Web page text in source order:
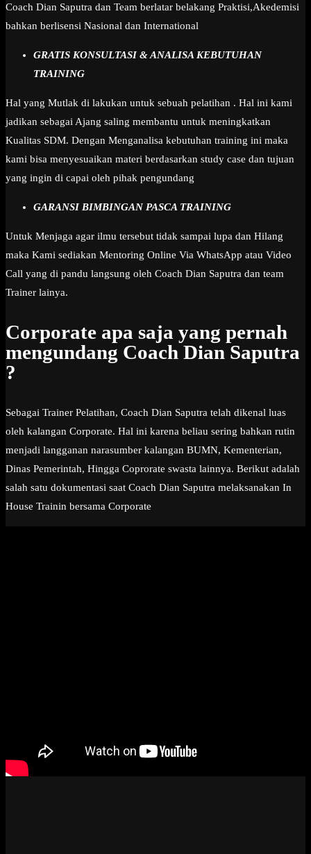
Coach Dian Saputra dan Team berlatar belakang Praktisi,Akedemisi
bahkan berlisensi Nasional dan International
GRATIS KONSULTASI & ANALISA KEBUTUHAN
TRAINING
Hal yang Mutlak di lakukan untuk sebuah pelatihan . Hal ini kami
jadikan sebagai Ajang saling membantu untuk meningkatkan
Kualitas SDM. Dengan Menganalisa kebutuhan training ini maka
kami bisa menyesuaikan materi berdasarkan study case dan tujuan
yang ingin di capai oleh pihak pengundang
GARANSI BIMBINGAN PASCA TRAINING
Untuk Menjaga agar ilmu tersebut tidak sampai lupa dan Hilang
maka Kami sediakan Mentoring Online Via WhatsApp atau Video
Call yang di pandu langsung oleh Coach Dian Saputra dan team
Trainer lainya.
Corporate apa saja yang pernah
mengundang Coach Dian Saputra
?
Sebagai Trainer Pelatihan, Coach Dian Saputra telah dikenal luas
oleh kalangan Corporate. Hal ini karena beliau sering bahkan rutin
menjadi langganan narasumber kalangan BUMN, Kementerian,
Dinas Pemerintah, Hingga Coprorate swasta lainnya. Berikut adalah
salah satu dokumentasi saat Coach Dian Saputra melaksanakan In
House Trainin bersama Corporate